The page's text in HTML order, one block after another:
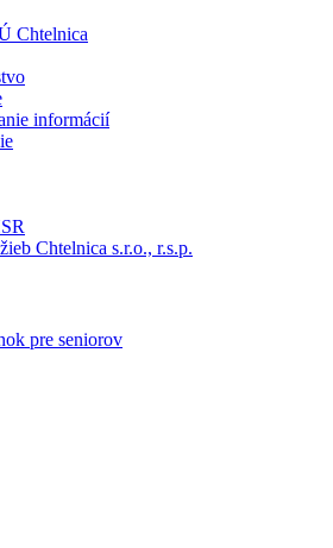
Chtelnica
informácií
Chtelnica s.r.o., r.s.p.
pre seniorov